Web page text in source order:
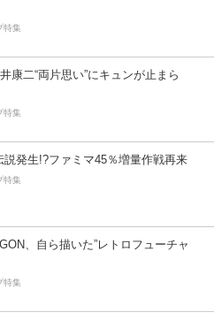
特集
康二“両片思い”にキュンが止まら
特集
説発生!?ファミマ45％増量作戦再来
特集
、自ら描いた”レトロフューチャ
特集